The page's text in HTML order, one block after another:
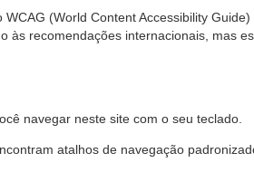
(World Content Accessibility
às recomendações internacionais, mas
navegar neste site com o seu teclado.
atalhos de navegação